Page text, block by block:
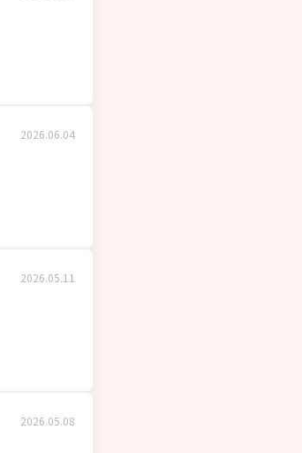
2026.06.04
2026.05.11
2026.05.08